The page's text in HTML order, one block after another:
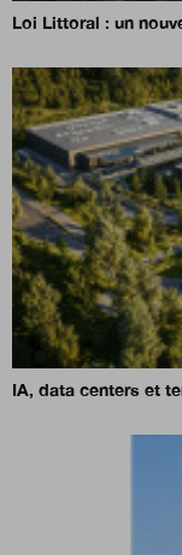
Loi Littoral : un
IA, data centers et